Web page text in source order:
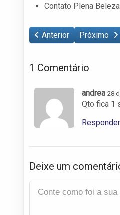
Contato Plena
Anterior Próximo
1 Comentário
andrea 28
Qto fica 1
Responder
Deixe um